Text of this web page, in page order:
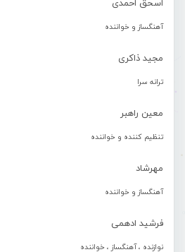
اسحق احمدی
آهنگساز و خواننده
مجید ذاکری
ترانه سرا
معین راهبر
تنظیم کننده و خواننده
مهرشاد
آهنگساز و خواننده
فرشید ادهمی
نوازنده ، آهنگساز ، خواننده